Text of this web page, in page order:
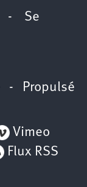
- Se
- Propulsé
Vimeo
Flux RSS